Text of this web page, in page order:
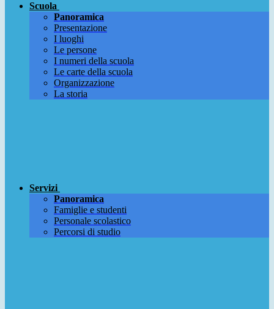
Scuola
Panoramica
Presentazione
I luoghi
Le persone
I numeri della scuola
Le carte della scuola
Organizzazione
La storia
Servizi
Panoramica
Famiglie e studenti
Personale scolastico
Percorsi di studio